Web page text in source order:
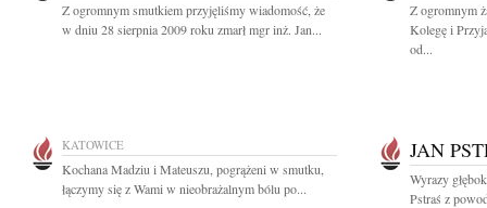
Z ogromnym smutkiem przyjęliśmy wiadomość, że
w dniu 28 sierpnia 2009 roku zmarł mgr inż. Jan...
Z ogromnym
Kolegę i
od...
KATOWICE
Kochana Madziu i Mateuszu, pogrążeni w smutku,
łączymy się z Wami w nieobrażalnym bólu po...
JAN
Wyrazy
Pstraś z